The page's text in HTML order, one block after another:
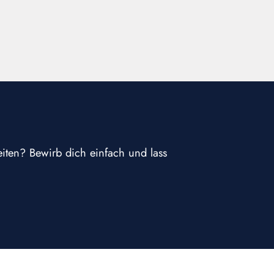
Bewirb dich einfach und lass